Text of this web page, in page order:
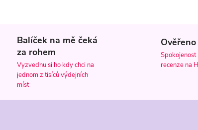
Balíček na mě čeká
za rohem
Vyzvednu si ho kdy chci na
jednom z tisíců výdejních
míst
recenze na